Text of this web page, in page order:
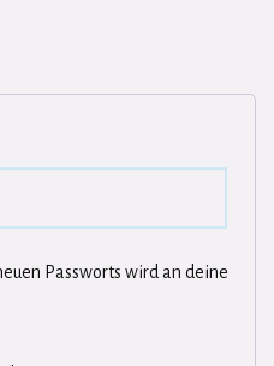
Passworts wird an deine